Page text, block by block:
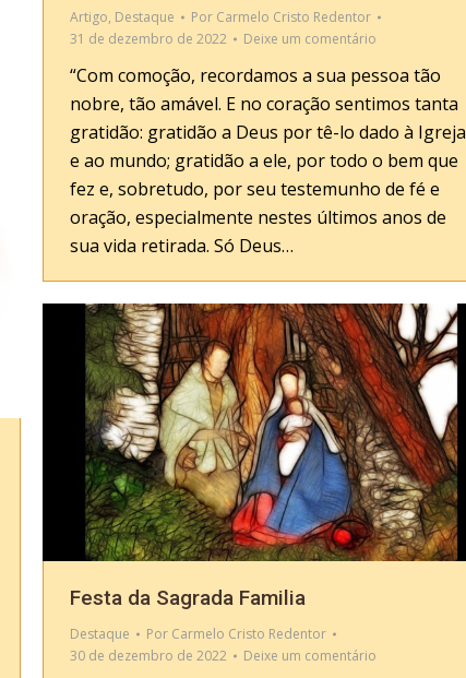
Artigo, Destaque Por Carmelo Cristo Redentor
31 de dezembro de 2022
Deixe um comentário
“Com comoção, recordamos a sua pessoa tão
nobre, tão amável. E no coração sentimos tanta
gratidão: gratidão a Deus por tê-lo dado à Igreja
e ao mundo; gratidão a ele, por todo o bem que
fez e, sobretudo, por seu testemunho de fé e
oração, especialmente nestes últimos anos de
sua vida retirada. Só Deus…
Festa da Sagrada Familia
Destaque Por Carmelo Cristo Redentor
30 de dezembro de 2022
Deixe um comentário